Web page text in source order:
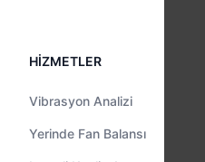
HİZMETLER
Vibrasyon Analizi
Yerinde Fan Balansı